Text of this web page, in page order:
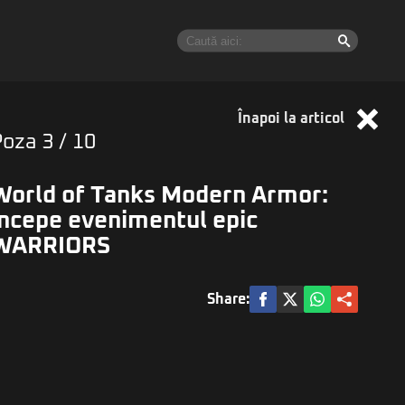
Înapoi la articol
3 / 10
of Tanks Modern Armor:
evenimentul epic
Share: